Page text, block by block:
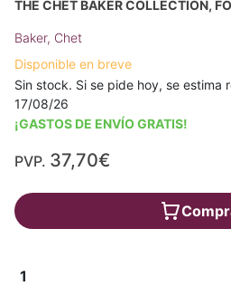
THE CHET BAKER COLLECTION,
Baker, Chet
Disponible en breve
Sin stock. Si se pide hoy, se estima
17/08/26
¡GASTOS DE ENVÍO GRATIS!
PVP. 37,70€
1